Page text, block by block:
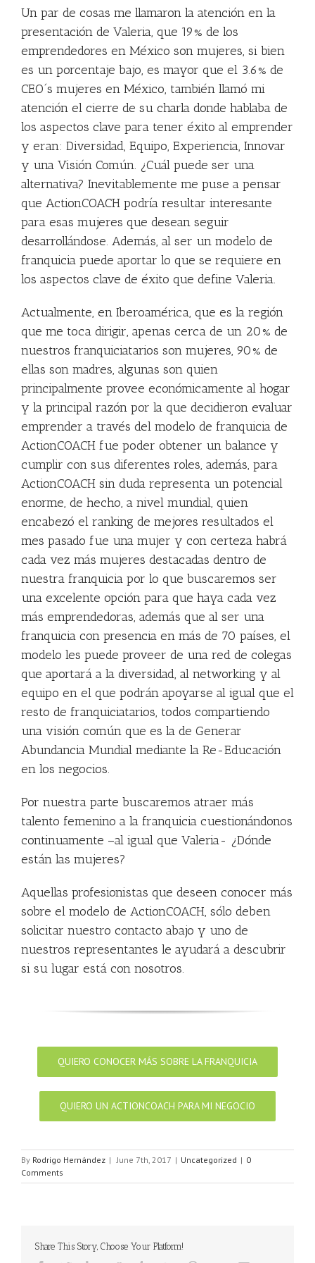
Un par de cosas me llamaron la atención en la
presentación de Valeria, que 19% de los
emprendedores en México son mujeres, si bien
es un porcentaje bajo, es mayor que el 3.6% de
CEO´s mujeres en México, también llamó mi
atención el cierre de su charla donde hablaba de
los aspectos clave para tener éxito al emprender
y eran: Diversidad, Equipo, Experiencia, Innovar
y una Visión Común. ¿Cuál puede ser una
alternativa? Inevitablemente me puse a pensar
que ActionCOACH podría resultar interesante
para esas mujeres que desean seguir
desarrollándose. Además, al ser un modelo de
franquicia puede aportar lo que se requiere en
los aspectos clave de éxito que define Valeria.
Actualmente, en Iberoamérica, que es la región
que me toca dirigir, apenas cerca de un 20% de
nuestros franquiciatarios son mujeres, 90% de
ellas son madres, algunas son quien
principalmente provee económicamente al hogar
y la principal razón por la que decidieron evaluar
emprender a través del modelo de franquicia de
ActionCOACH fue poder obtener un balance y
cumplir con sus diferentes roles, además, para
ActionCOACH sin duda representa un potencial
enorme, de hecho, a nivel mundial, quien
encabezó el ranking de mejores resultados el
mes pasado fue una mujer y con certeza habrá
cada vez más mujeres destacadas dentro de
nuestra franquicia por lo que buscaremos ser
una excelente opción para que haya cada vez
más emprendedoras, además que al ser una
franquicia con presencia en más de 70 países, el
modelo les puede proveer de una red de colegas
que aportará a la diversidad, al networking y al
equipo en el que podrán apoyarse al igual que el
resto de franquiciatarios, todos compartiendo
una visión común que es la de Generar
Abundancia Mundial mediante la Re-Educación
en los negocios.
Por nuestra parte buscaremos atraer más
talento femenino a la franquicia cuestionándonos
continuamente –al igual que Valeria- ¿Dónde
están las mujeres?
Aquellas profesionistas que deseen conocer más
sobre el modelo de ActionCOACH, sólo deben
solicitar nuestro contacto abajo y uno de
nuestros representantes le ayudará a descubrir
si su lugar está con nosotros.
QUIERO CONOCER MÁS SOBRE LA FRANQUICIA
QUIERO UN ACTIONCOACH PARA MI NEGOCIO
By Rodrigo Hernández | June 7th, 2017 | Uncategorized | 0
Comments
Share This Story, Choose Your Platform!